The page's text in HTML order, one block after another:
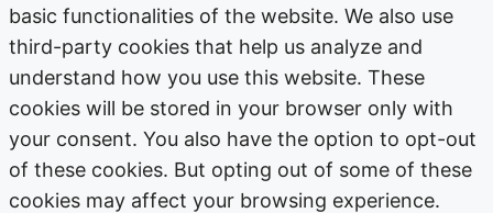
basic functionalities of the website. We also use
third-party cookies that help us analyze and
understand how you use this website. These
cookies will be stored in your browser only with
your consent. You also have the option to opt-out
of these cookies. But opting out of some of these
cookies may affect your browsing experience.